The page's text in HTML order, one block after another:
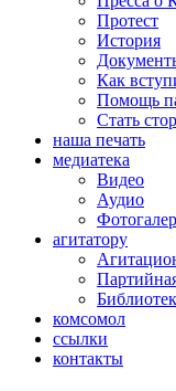
Протест
История
Как
Помощь
Стать
наша печать
медиатека
Видео
Аудио
агитатору
комсомол
ссылки
контакты